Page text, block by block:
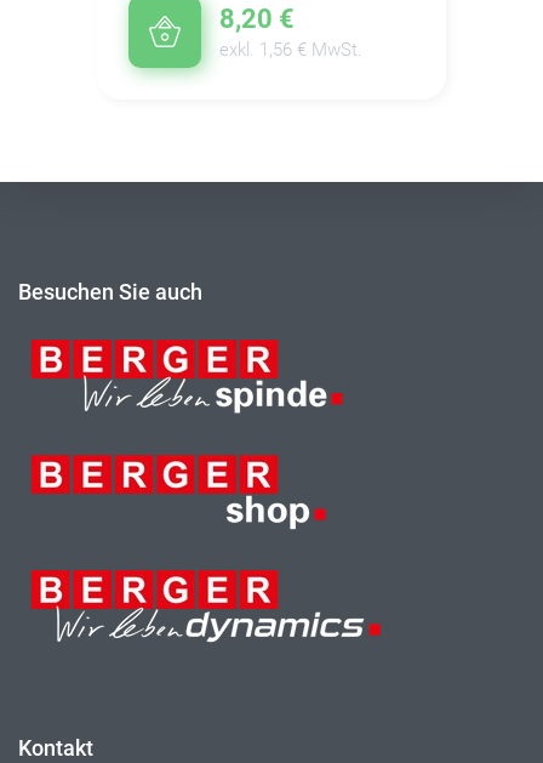
8,20 €
exkl. 1,56 € MwSt.
Besuchen Sie auch
Kontakt